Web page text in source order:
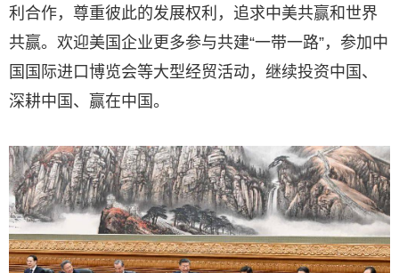
利合作，尊重彼此的发展权利，追求中美共赢和世界
共赢。欢迎美国企业更多参与共建“一带一路”，参加中
国国际进口博览会等大型经贸活动，继续投资中国、
深耕中国、赢在中国。